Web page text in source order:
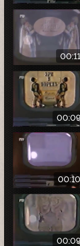
00:11
00:09
00:10
00:09